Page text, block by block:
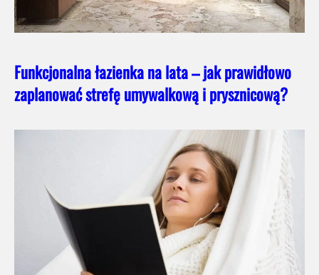
Funkcjonalna łazienka na lata – jak prawidłowo
zaplanować strefę umywalkową i prysznicową?